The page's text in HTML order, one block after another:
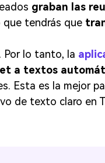
graban las
que tendrás que
Por lo tanto, la
a textos
Esta es la mejor
de texto claro en